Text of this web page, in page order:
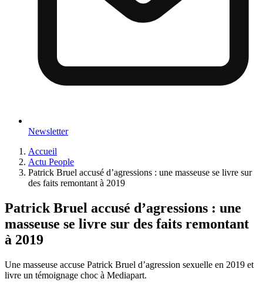
Newsletter
Accueil
Actu People
Patrick Bruel accusé d’agressions : une masseuse se livre sur
des faits remontant à 2019
Patrick Bruel accusé d’agressions : une
masseuse se livre sur des faits remontant
à 2019
Une masseuse accuse Patrick Bruel d’agression sexuelle en 2019 et
livre un témoignage choc à Mediapart.